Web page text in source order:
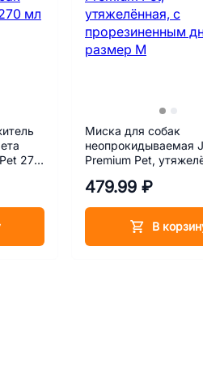
270
Миска для собак
неопрокидываемая
Premium Pet,
размер М
479.99 ₽
В